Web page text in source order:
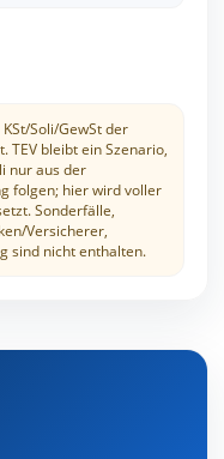
Soli/GewSt der
TEV bleibt ein Szenario,
nur aus der
folgen; hier wird voller
Sonderfälle,
Versicherer,
sind nicht enthalten.